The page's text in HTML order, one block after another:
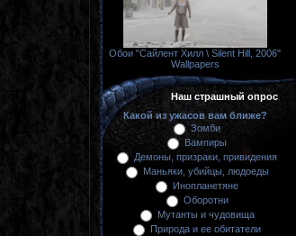
Обои "Сайлент Хилл \ Silent Hill, 2006"
Wallpapers
Наш страшный опрос
Какой из ужасов вам ближе?
Зомби
Вампиры
Демоны, призраки, привидения
Маньяки, убийцы, людоеды
Инопланетяне
Оборотни
Мутанты и чудовища
Природа и ее обитатели